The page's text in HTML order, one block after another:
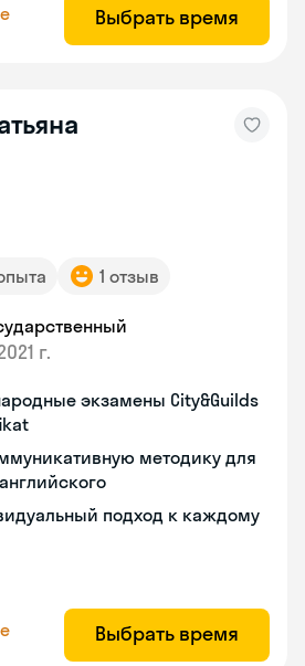
Выбрать время
1 отзыв
г.
экзамены City&Guilds
методику для
подход к каждому
Выбрать время